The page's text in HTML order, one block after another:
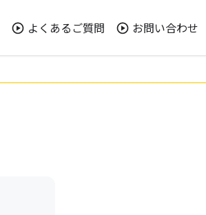
よくあるご質問 お問い合わせ